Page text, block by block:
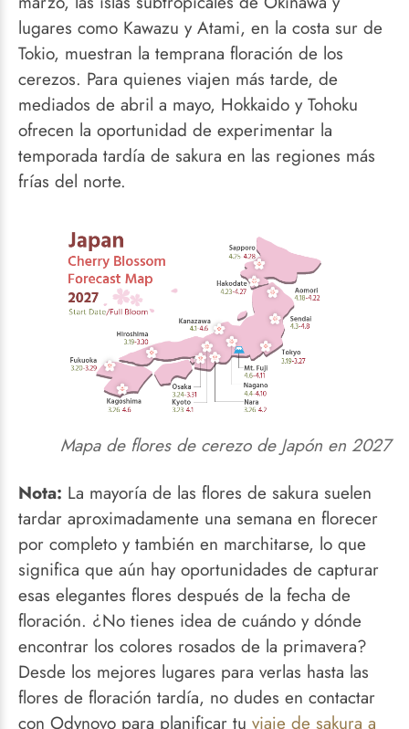
Kioto
Osaka
Hokkaido
Someiyoshino
(cerezo
Yoshino)
Yamazakura
(cerezo de
montaña)
Yaezakura
(Cerezo
Doble)
(Cerezo
Llorón)
Consejos para
ver los cerezos
en Japón
Reserva con
antelación
Elige tu
época ideal
lugares como Kawazu y Atami, en la costa sur de
Tokio, muestran la temprana floración de los
cerezos. Para quienes viajen más tarde, de
mediados de abril a mayo, Hokkaido y Tohoku
ofrecen la oportunidad de experimentar la
temporada tardía de sakura en las regiones más
frías del norte.
Mapa de flores de cerezo de Japón en 2027
Nota: La mayoría de las flores de sakura suelen
tardar aproximadamente una semana en florecer
por completo y también en marchitarse, lo que
significa que aún hay oportunidades de capturar
esas elegantes flores después de la fecha de
floración. ¿No tienes idea de cuándo y dónde
encontrar los colores rosados ​​de la primavera?
Desde los mejores lugares para verlas hasta las
flores de floración tardía, no dudes en contactar
con Odynovo para planificar tu viaje de sakura a